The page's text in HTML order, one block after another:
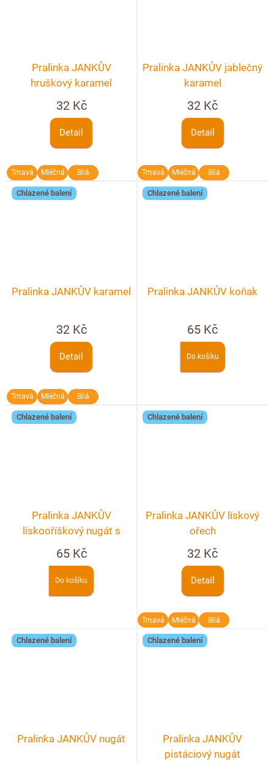
Pralinka JANKŮV
hruškový karamel
32 Kč
Detail
Tmavá Mléčná Bílá
Pralinka JANKŮV jablečný
karamel
32 Kč
Detail
Tmavá Mléčná Bílá
Chlazené balení
Pralinka JANKŮV karamel
32 Kč
Detail
Tmavá Mléčná Bílá
Chlazené balení
Pralinka JANKŮV koňak
65 Kč
Do košíku
Chlazené balení
Pralinka JANKŮV
lískooříškový nugát s
lískovým ořechem
65 Kč
Do košíku
Chlazené balení
Pralinka JANKŮV lískový
ořech
32 Kč
Detail
Tmavá Mléčná Bílá
Chlazené balení
Pralinka JANKŮV nugát
Chlazené balení
Pralinka JANKŮV
pistáciový nugát